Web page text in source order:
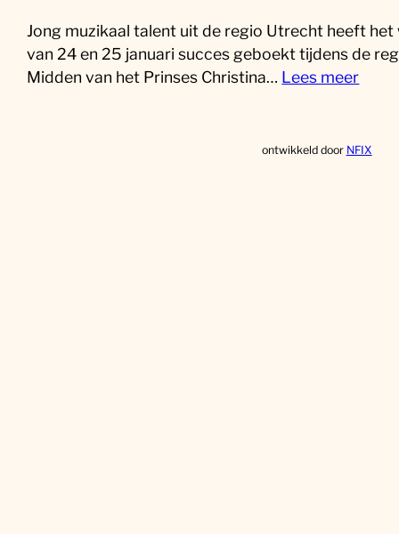
Jong muzikaal talent uit de regio Utrecht heeft het
van 24 en 25 januari succes geboekt tijdens de
Midden van het Prinses Christina… Lees meer
ontwikkeld door NFIX